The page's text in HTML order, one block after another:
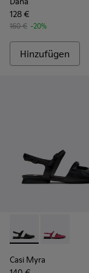
128 €
160 € -20%
Hinzufügen
Casi Myra -
Casi
Casi Myra